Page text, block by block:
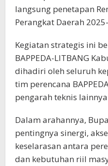
langsung penetapan
Perangkat Daerah
Kegiatan strategis ini
BAPPEDA-LITBANG
dihadiri oleh seluruh
tim perencana
pengarah teknis
Dalam arahannya,
pentingnya sinergi,
keselarasan antara
dan kebutuhan riil